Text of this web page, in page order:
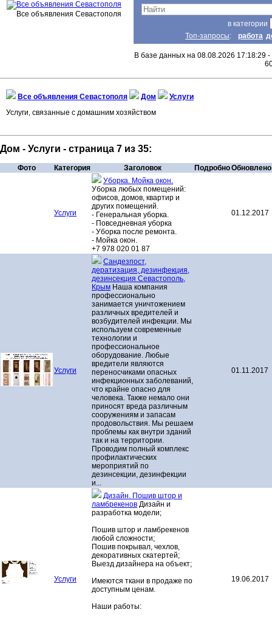
Все объявления Севастополя
в категории
Топ-запросы: работа
В базе данных на 08.08.2026 17:18:29
Все объявления Севастополя Дом
Услуги
Услуги, связанные с домашним хозяйством
Дом - Услуги - страница 7 из 35:
Фото Категория Заголовок ПодробноОбновлено
Услуги
Уборка. Мойка окон.
Уборка любых помещений:
офисов, домов, квартир и
других помещений.
- Генеральная уборка.
- Повседневная уборка
- Уборка после ремонта.
- Мойка окон.
+7 978 020 01 87
01.12.2017
Услуги
Сандезпост,
дератизация, дезинфекция,
дезинсекция Севастополь,
Крым Наша компания
профессионально
занимается уничтожением
различных вредителей и
возбудителей инфекции. Мы
используем современные
технологии и
профессиональное
оборудование. Любые
вредители являются
переносчиками опасных
инфекционных заболеваний,
что крайне опасно для
человека. Также немало они
приносят вреда различным
сооружениям и запасам
продовольствия. Мы решаем
проблемы как внутри зданий
так и на территории.
Проводим полный комплекс
профилактических
мероприятий по
дезинсекции, дезинфекции
и...
01.11.2017
Услуги
Дизайн. Пошив штор и
ламбрекенов Дизайн и
разработка модели;
Пошив штор и ламбрекенов
любой сложности;
Пошив покрывал, чехлов,
декоративных скатертей;
Выезд дизайнера на объект;
Имеются ткани в продаже по
доступным ценам.
Наши работы:
19.06.2017